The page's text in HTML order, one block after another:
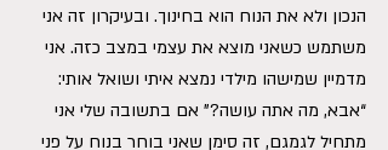
הנכון ולא את הנוח הוא בחינוך. ובעיקרון זה אני
משתמש כשאני מוצא את עצמי במצב כזה. אני
מדמיין שמישהו מילדי נמצא איתי ושואל אותי:
“אבא, מה אתה עושה?” אם בתשובה שלי אני
מתחיל לגמגם, זה סימן שאני בוחר בנוח על פני